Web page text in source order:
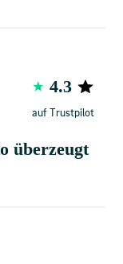
4.3
aufTrustpilot
überzeugt